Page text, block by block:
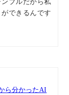
プルだから私
できるんです
ら分かったAI